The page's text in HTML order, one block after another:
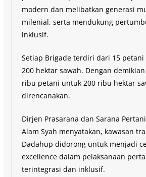
modern dan melibatkan generasi
milenial, serta mendukung
inklusif.
Setiap Brigade terdiri dari 15
200 hektar sawah. Dengan
ribu petani untuk 200 ribu hektar
direncanakan.
Dirjen Prasarana dan Sarana
Alam Syah menyatakan, kawasan
Dadahup didorong untuk menjadi
excellence dalam pelaksanaan
terintegrasi dan inklusif.